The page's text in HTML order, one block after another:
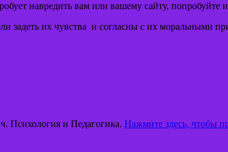
навредить вам или вашему сайту,
задеть их чувства и согласны с их моральными
Психология и Педагогика. Нажмите здесь, чтобы